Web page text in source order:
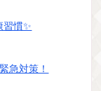
慣✨
急対策！